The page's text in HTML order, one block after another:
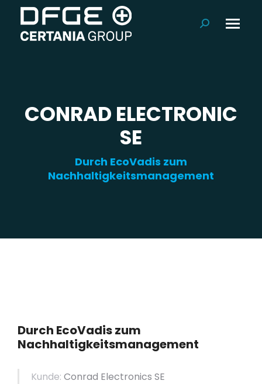
Suchen:
CONRAD ELECTRONIC
SE
Durch EcoVadis zum
Nachhaltigkeitsmanagement
Durch EcoVadis zum
Nachhaltigkeitsmanagement
Kunde: Conrad Electronics SE